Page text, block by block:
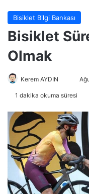
Bisiklet Bilgi Bankası
Bisiklet
Olmak
Kerem AYDIN
e
-
p
o
s
t
a
1 dakika okuma süresi